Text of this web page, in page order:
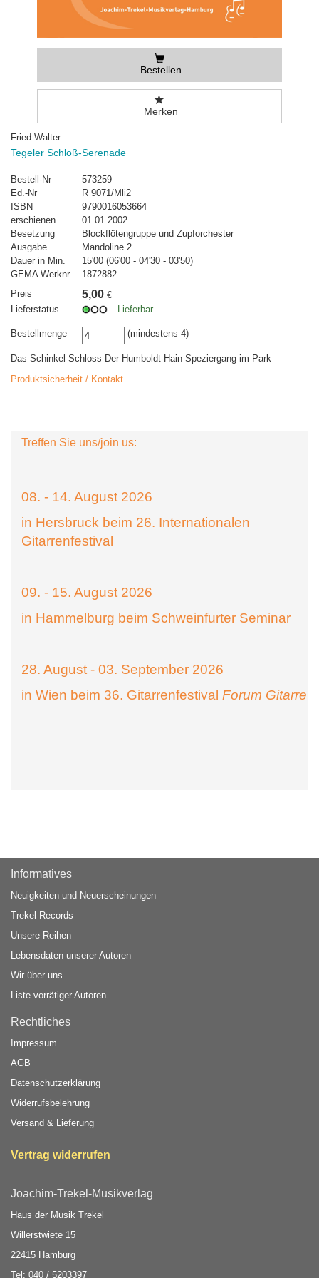
Bestellen
Merken
Fried Walter
Tegeler Schloß-Serenade
Bestell-Nr
573259
Ed.-Nr
R 9071/Mli2
ISBN
9790016053664
erschienen
01.01.2002
Besetzung
Blockflötengruppe und Zupforchester
Ausgabe
Mandoline 2
Dauer in Min.
15'00 (06'00 - 04'30 - 03'50)
GEMA Werknr.
1872882
Preis
5,00 €
Lieferstatus
Lieferbar
Bestellmenge (mindestens 4)
Das Schinkel-Schloss Der Humboldt-Hain Speziergang im Park
Produktsicherheit / Kontakt
Treffen Sie uns/join us:
08. - 14. August 2026
in Hersbruck beim 26. Internationalen
Gitarrenfestival
09. - 15. August 2026
in Hammelburg beim Schweinfurter Seminar
28. August - 03. September 2026
in Wien beim 36. Gitarrenfestival Forum Gitarre
Informatives
Neuigkeiten und Neuerscheinungen
Trekel Records
Unsere Reihen
Lebensdaten unserer Autoren
Wir über uns
Liste vorrätiger Autoren
Rechtliches
Impressum
AGB
Datenschutzerklärung
Widerrufsbelehrung
Versand & Lieferung
Vertrag widerrufen
Joachim-Trekel-Musikverlag
Haus der Musik Trekel
Willerstwiete 15
22415 Hamburg
Tel: 040 / 5203397